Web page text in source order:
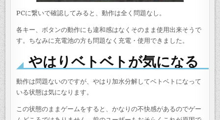
PCに繋いで確認してみると、動作は全く問題なし。
各キー、ボタンの動作にも違和感はなくそのまま使用出来そうで
す。ちなみに充電池の方も問題なく充電・使用できました。
やはりベトベトが気になる
動作は問題ないのですが、やはり加水分解してベトベトになって
いる状態は気になります。
この状態のままゲームをすると、かなりの不快感があるのでゲー